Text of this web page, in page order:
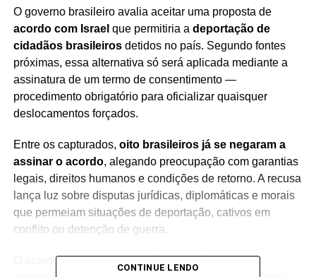
O governo brasileiro avalia aceitar uma proposta de
acordo com Israel que permitiria a deportação de
cidadãos brasileirosdetidos no país. Segundo fontes
próximas, essa alternativa só será aplicada mediante a
assinatura de um termo de consentimento —
procedimento obrigatório para oficializar quaisquer
deslocamentos forçados.
Entre os capturados, oito brasileiros já se negaram a
assinar o acordo, alegando preocupação com garantias
legais, direitos humanos e condições de retorno. A recusa
lança luz sobre disputas jurídicas, diplomáticas e morais
que permeiam situações de deportação, cativos em
conflito ou detenção de guerra.
O acordo, se ativado, deverá incluir cláusulas que
CONTINUE LENDO